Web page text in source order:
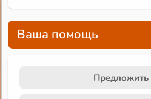
Ваша помощь
Предложить